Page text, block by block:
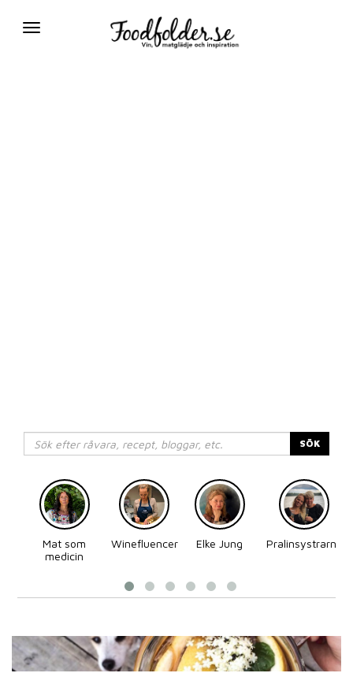
Växla
SÖK
Mat som
medicin
Winefluencer Elke Jung
Pralinsystrarna